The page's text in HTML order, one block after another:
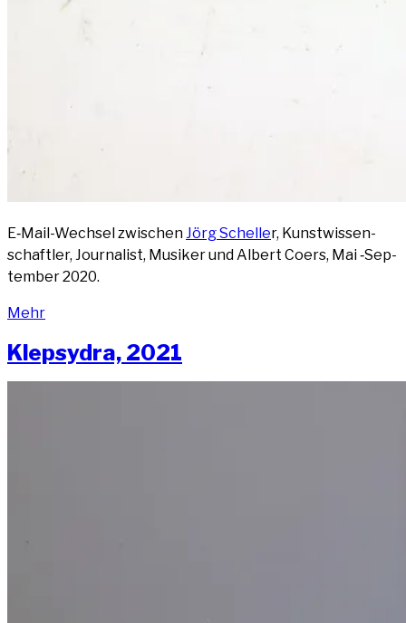
E‑Mail-Wech­sel zwi­schen Jörg Schel­ler, Kunst­wis­sen­
schaft­ler, Jour­na­list, Musi­ker und Albert Coers, Mai ‑Sep­
tem­ber 2020.
Mehr
Kle­psy­dra, 2021